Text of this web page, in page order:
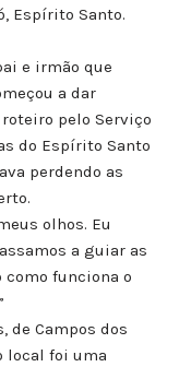
Espírito Santo.
e irmão que
a dar
pelo Serviço
do Espírito Santo
perdendo as
olhos. Eu
a guiar as
funciona o
de Campos dos
local foi uma